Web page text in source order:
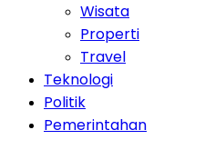
Wisata
Properti
Travel
Teknologi
Politik
Pemerintahan